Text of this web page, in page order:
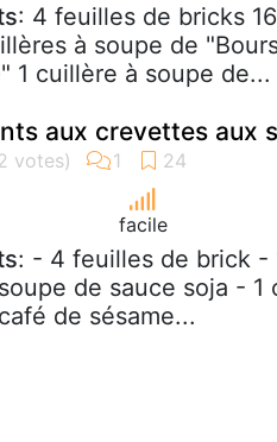
: 4 feuilles de bricks
à soupe de
1 cuillère à soupe de...
aux crevettes aux
facile
: - 4 feuilles de brick -
de sauce soja -
de sésame...